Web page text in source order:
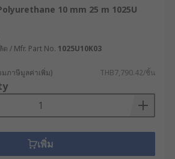
10 mm 25 m 1025U
/ Mfr. Part No. 1025U10K03
มภาษีมูลค่าเพิ่ม) THB7,790.42/ชิ้น
เพิ่ม